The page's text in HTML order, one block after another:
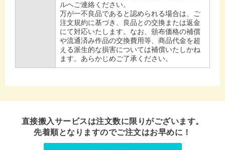
ルへご連絡ください。
万が一不良品であると認められる場合は、ご
注文規約に基づき、良品との交換または返金
にて対応いたします。なお、頒布価格の補償
や流通済み作品の交換費用等、商品代金を超
える派生的な損害については補償いたしかね
ます。あらかじめご了承ください。
直接搬入サービスは注文数に限りがございます。
先着順となりますのでご注文はお早めに！